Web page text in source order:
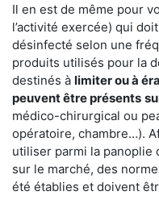
Il en est de même pour
l’activité exercée) qui
désinfecté selon une
produits utilisés pour la
destinés à limiter ou à
peuvent être présents
médico-chirurgical ou
opératoire, chambre…).
utiliser parmi la panoplie
sur le marché, des
été établies et doivent